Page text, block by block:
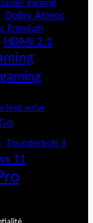
gaming
Dolby Atmos
Premium
HDMI 2.1
bruit active
Thunderbolt 4
11